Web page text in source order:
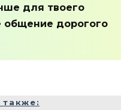
для твоего
общение дорогого
также: